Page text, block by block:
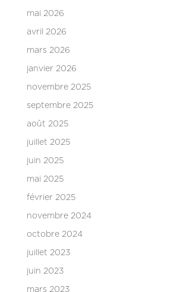
mai 2026
avril 2026
mars 2026
janvier 2026
novembre 2025
septembre 2025
août 2025
juillet 2025
juin 2025
mai 2025
février 2025
novembre 2024
octobre 2024
juillet 2023
juin 2023
mars 2023